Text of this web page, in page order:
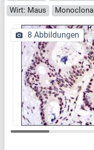
Wirt: Maus
Monoclonal
8 Abbildungen